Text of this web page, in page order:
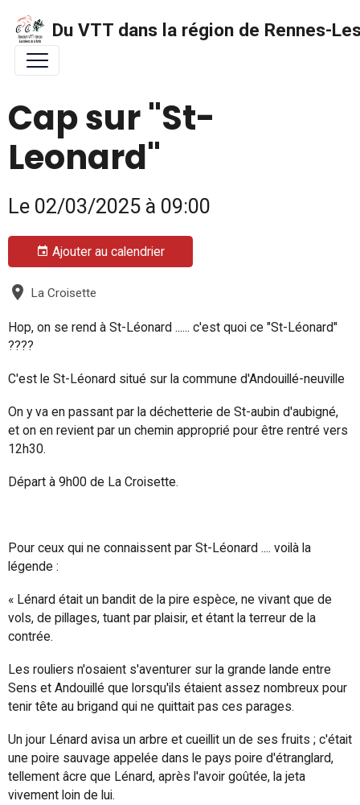
Du VTT dans la région de Rennes-
Cap sur "St-
Leonard"
Le 02/03/2025 à 09:00
Ajouter au calendrier
La Croisette
Hop, on se rend à St-Léonard ...... c'est quoi ce "St-Léonard"
????
C'est le St-Léonard situé sur la commune d'Andouillé-neuville
On y va en passant par la déchetterie de St-aubin d'aubigné,
et on en revient par un chemin approprié pour être rentré vers
12h30.
Départ à 9h00 de La Croisette.
Pour ceux qui ne connaissent par St-Léonard .... voilà la
légende :
« Lénard était un bandit de la pire espèce, ne vivant que de
vols, de pillages, tuant par plaisir, et étant la terreur de la
contrée.
Les rouliers n'osaient s'aventurer sur la grande lande entre
Sens et Andouillé que lorsqu'ils étaient assez nombreux pour
tenir tête au brigand qui ne quittait pas ces parages.
Un jour Lénard avisa un arbre et cueillit un de ses fruits ; c'était
une poire sauvage appelée dans le pays poire d'étranglard,
tellement âcre que Lénard, après l'avoir goûtée, la jeta
vivement loin de lui.